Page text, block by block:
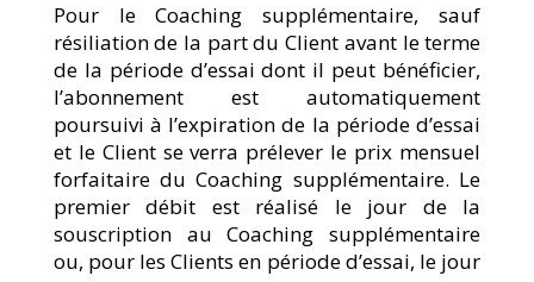
Pour le Coaching supplémentaire, sauf
résiliation de la part du Client avant le terme
de la période d’essai dont il peut bénéficier,
l’abonnement est automatiquement
poursuivi à l’expiration de la période d’essai
et le Client se verra prélever le prix mensuel
forfaitaire du Coaching supplémentaire. Le
premier débit est réalisé le jour de la
souscription au Coaching supplémentaire
ou, pour les Clients en période d’essai, le jour